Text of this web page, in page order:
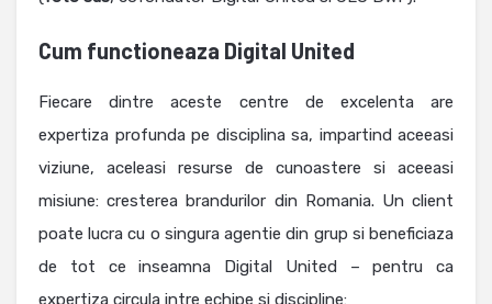
Cum functioneaza Digital United
Fiecare dintre aceste centre de excelenta are
expertiza profunda pe disciplina sa, impartind aceeasi
viziune, aceleasi resurse de cunoastere si aceeasi
misiune: cresterea brandurilor din Romania. Un client
poate lucra cu o singura agentie din grup si beneficiaza
de tot ce inseamna Digital United – pentru ca
expertiza circula intre echipe si discipline: